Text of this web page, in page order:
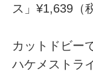
ス」¥1,639（
カットドビー
ハケメストラ